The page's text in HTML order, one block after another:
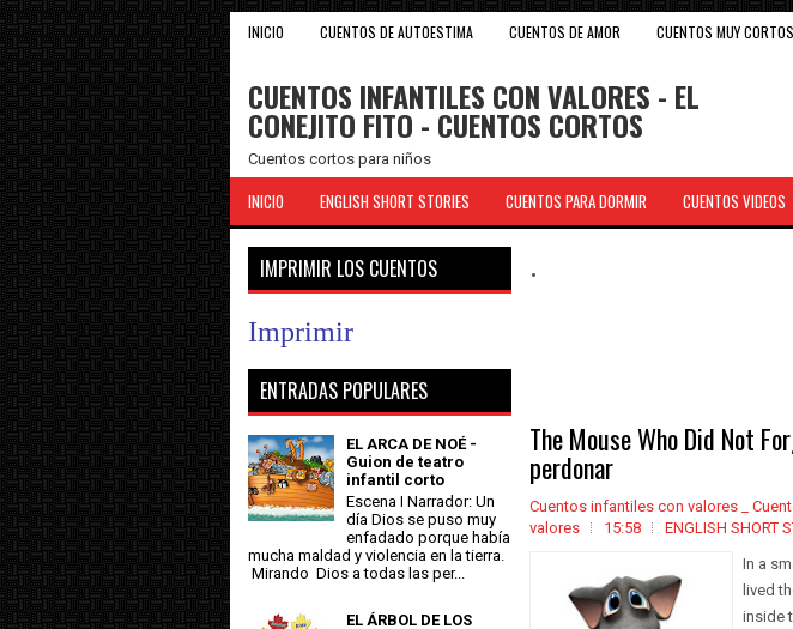
INICIO CUENTOS DE AUTOESTIMA CUENTOS DE AMOR CUENTOS MUY CORTOS
CUENTOS INFANTILES CON VALORES - EL
CONEJITO FITO - CUENTOS CORTOS
Cuentos cortos para niños
INICIO ENGLISH SHORT STORIES CUENTOS PARA DORMIR CUENTOS VIDEOS
.
The Mouse Who Did Not
perdonar
Cuentos infantiles con valores _
valores
15:58 ENGLISH SHORT
In a
lived
inside
IMPRIMIR LOS CUENTOS
Imprimir
ENTRADAS POPULARES
EL ARCA DE NOÉ -
Guion de teatro
infantil corto
Escena I Narrador: Un
día Dios se puso muy
enfadado porque había
mucha maldad y violencia en la tierra.
Mirando Dios a todas las per...
EL ÁRBOL DE LOS